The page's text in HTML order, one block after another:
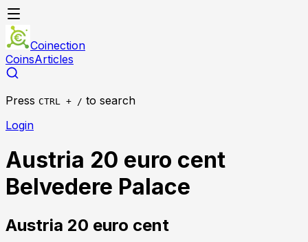
Coinection
CoinsArticles
Press CTRL + / to search
Login
Austria 20 euro cent
Belvedere Palace
Austria 20 euro cent